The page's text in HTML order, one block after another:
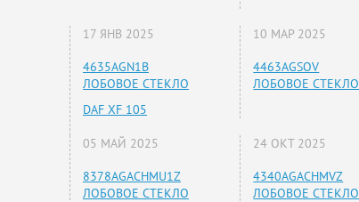
17 ЯНВ 2025
4635AGN1B
ЛОБОВОЕ СТЕКЛО
DAF XF 105
10 МАР 2025
4463AGSOV
ЛОБОВОЕ СТЕКЛО
05 МАЙ 2025
8378AGACHMU1Z
ЛОБОВОЕ СТЕКЛО
24 ОКТ 2025
4340AGACHMVZ
ЛОБОВОЕ СТЕКЛО